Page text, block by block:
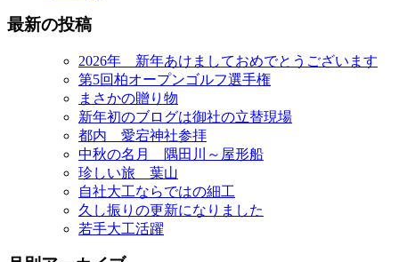
最新の投稿
2026年 新年あけましておめでとうございます
第5回柏オープンゴルフ選手権
まさかの贈り物
新年初のブログは御社の立替現場
都内 愛宕神社参拝
中秋の名月 隅田川～屋形船
珍しい旅 葉山
自社大工ならではの細工
久し振りの更新になりました
若手大工活躍